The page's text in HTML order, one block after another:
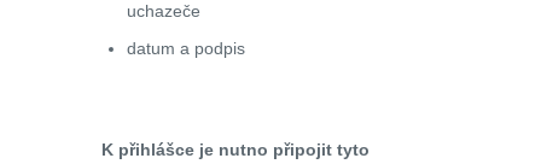
uchazeče
datum a podpis
K přihlášce je nutno připojit tyto